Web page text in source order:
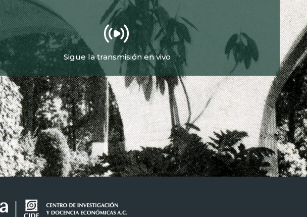
Sigue la transmisión en vivo